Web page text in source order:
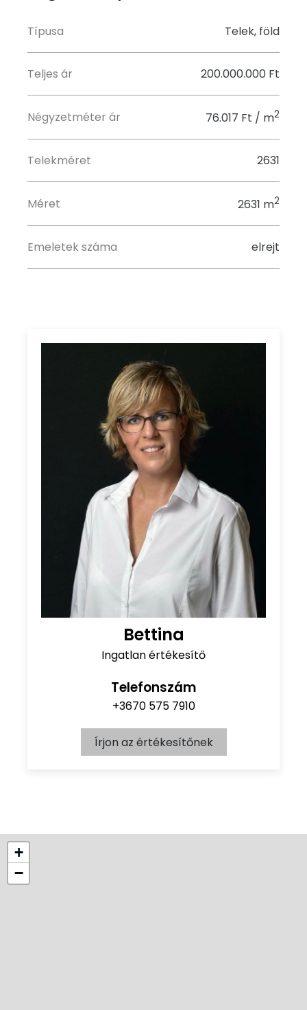
Típusa Telek, föld
Teljes ár 200.000.000 Ft
Négyzetméter ár 76.017 Ft / m2
Telekméret 2631
Méret 2631 m2
Emeletek száma elrejt
Bettina
Ingatlan értékesítő
Telefonszám
+3670 575 7910
Írjon az értékesítőnek
+
−